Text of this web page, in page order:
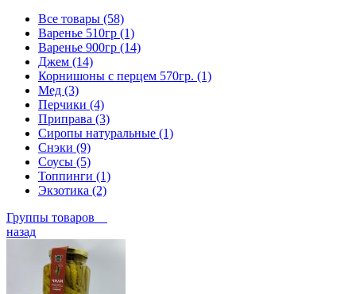
Все товары (58)
Варенье 510гр (1)
Варенье 900гр (14)
Джем (14)
Корнишоны с перцем 570гр. (1)
Мед (3)
Перчики (4)
Приправа (3)
Сиропы натуральные (1)
Снэки (9)
Соусы (5)
Топпинги (1)
Экзотика (2)
Группы товаров
назад